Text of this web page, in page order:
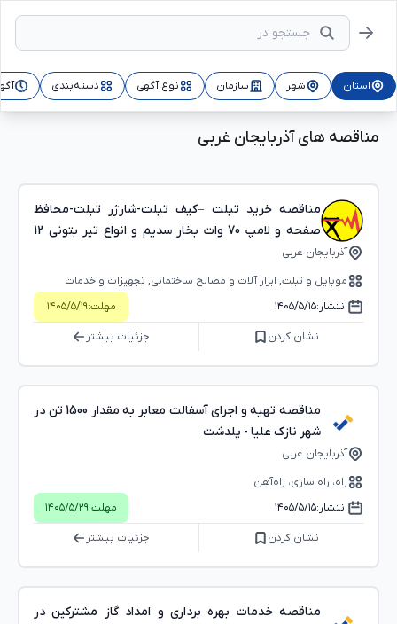
استان شهر سازمان نوع آگهی دسته‌بندی
مناقصه های آذربایجان غربی
مناقصه خريد تبلت –كيف تبلت-شارژر تبلت-محافظ
صفحه و لامپ 70 وات بخار سديم و انواع تير بتوني 12
متري در اروميه
آذربایجان غربی
موبایل و تبلت, ابزار آلات و مصالح ساختمانی, تجهیزات و خدمات
الکتریکی و الکترونیکی
انتشار:۱۴۰۵/۵/۱۵ مهلت:۱۴۰۵/۵/۱۹
نشان کردن جزئیات بیشتر
مناقصه تهیه و اجرای آسفالت معابر به مقدار 1500 تن در
شهر نازک علیا - پلدشت
آذربایجان غربی
راه، راه‌ سازی، راه‌آهن
انتشار:۱۴۰۵/۵/۱۵ مهلت:۱۴۰۵/۵/۲۹
نشان کردن جزئیات بیشتر
مناقصه خدمات بهره برداری و امداد گاز مشترکین در